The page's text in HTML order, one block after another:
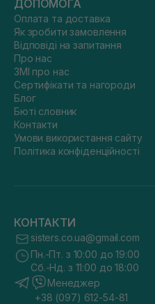
ДОПОМОГА
Оплата та доставка
Як зробити замовлення
Відповіді на запитання
Про нас
ЗМІ про нас
Сертифікати та нагороди
Блог
Бюті словник
Контакти
Умови використання сайту
Політика конфіденційності
КОНТАКТИ
sisters.co.ua@gmail.com
Пн.-Пт. з 10:00 до 19:00
Сб.-Нд. з 11:00 до 18:00
Менеджер
+38 (097) 612-54-81